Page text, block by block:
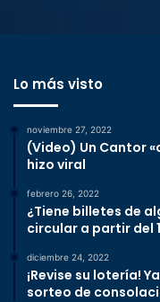
Lo más visto
noviembre 27, 2022
(Video) Un Cantor
hizo viral
febrero 26, 2022
¿Tiene billetes de
circular a partir del
diciembre 24, 2022
¡Revise su lotería!
sorteo de